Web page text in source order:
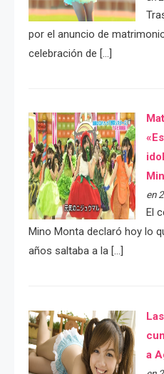
por el anuncio de
celebración de […]
en
El
Mino Monta declaró hoy lo
años saltaba a la […]
a